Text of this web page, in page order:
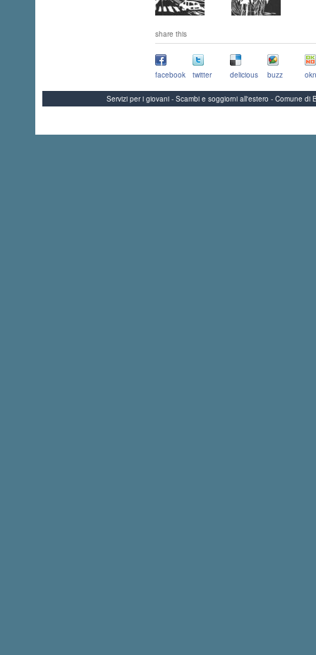
share this
facebook twitter delicious buzz
Servizi per i giovani - Scambi e soggiorni all'estero - Comune